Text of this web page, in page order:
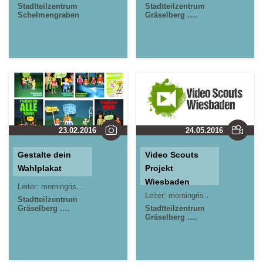
Stadtteilzentrum
Schelmengraben
Stadtteilzentrum
Gräselberg .
23.02.2016
Gestalte dein
Wahlplakat
Leiter: morningrise* . jOrn
Jörn Lauterbach
Stadtteilzentrum
Gräselberg .
24.05.2016
Video Scouts
Projekt
Wiesbaden
Leiter: morningrise* . jOrn
Stadtteilzentrum
Gräselberg .
Kastel . kujakk